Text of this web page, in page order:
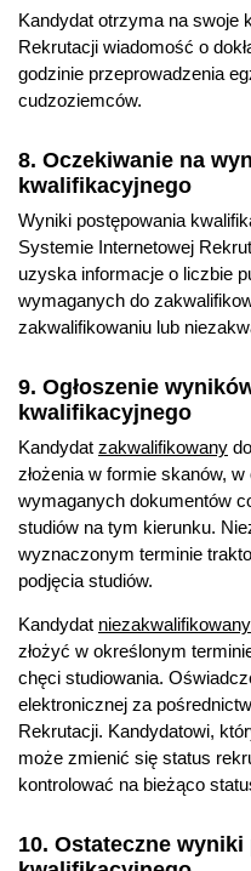
Kandydat otrzyma na swoje
Rekrutacji wiadomość o
godzinie przeprowadzenia
cudzoziemców.
8. Oczekiwanie na
kwalifikacyjnego
Wyniki postępowania
Systemie Internetowej
uzyska informacje o liczbie
wymaganych do
zakwalifikowaniu lub
9. Ogłoszenie
kwalifikacyjnego
Kandydat zakwalifikowany
złożenia w formie skanów,
wymaganych dokumentów
studiów na tym kierunku.
wyznaczonym terminie
podjęcia studiów.
Kandydat niezakwalifikowany
złożyć w określonym
chęci studiowania.
elektronicznej za
Rekrutacji. Kandydatowi,
może zmienić się status
kontrolować na bieżąco
10. Ostateczne